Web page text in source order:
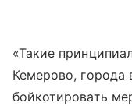
«Такие
Кемерово, города
бойкотировать